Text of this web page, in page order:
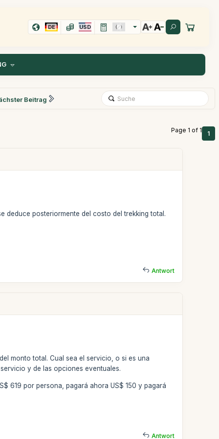
DE USD
Beitrag
Page 1 of 1 1
deduce posteriormente del costo del trekking total.
Antwort
monto total. Cual sea el servicio, o si es una
y de las opciones eventuales.
619 por persona, pagará ahora US$ 150 y pagará
Antwort